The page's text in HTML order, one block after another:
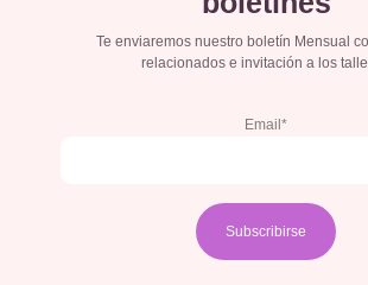
Te enviaremos nuestro boletín Mensual
relacionados e invitación a los
Email*